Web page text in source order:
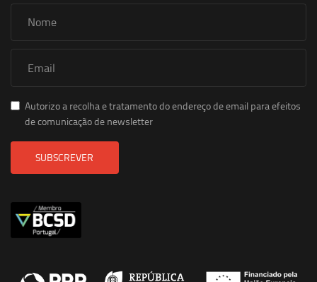
Autorizo a recolha e tratamento do endereço de email para efeitos
de comunicação de newsletter
SUBSCREVER